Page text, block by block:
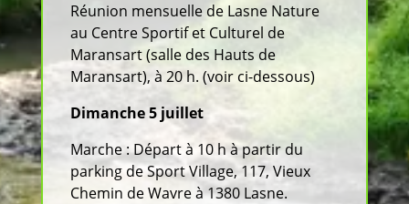
Réunion mensuelle de Lasne Nature
au Centre Sportif et Culturel de
Maransart (salle des Hauts de
Maransart), à 20 h. (voir ci-dessous)
Dimanche 5 juillet
Marche : Départ à 10 h à partir du
parking de Sport Village, 117, Vieux
Chemin de Wavre à 1380 Lasne.